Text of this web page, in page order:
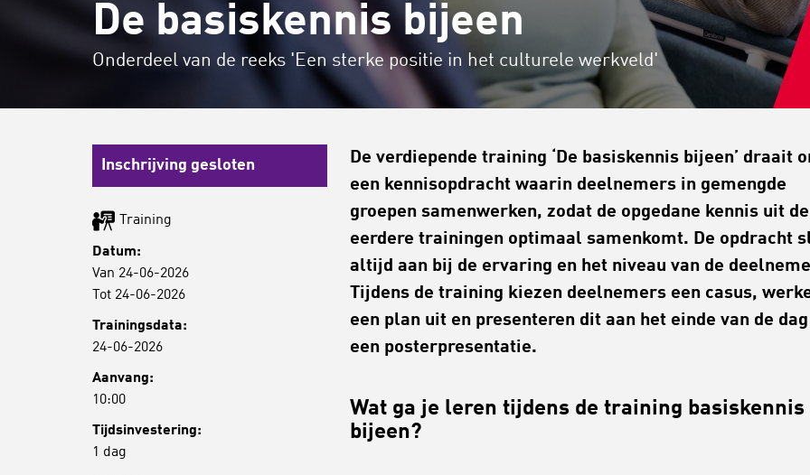
De basiskennis bijeen
Onderdeel van de reeks 'Een sterke positie in het culturele werkveld'
Inschrijving gesloten
Training
Datum:
Van 24-06-2026
Tot 24-06-2026
Trainingsdata:
24-06-2026
Aanvang:
10:00
Tijdsinvestering:
1 dag
De verdiepende training ‘De basiskennis bijeen’ draait
een kennisopdracht waarin deelnemers in gemengde
groepen samenwerken, zodat de opgedane kennis uit de
eerdere trainingen optimaal samenkomt. De opdracht
altijd aan bij de ervaring en het niveau van de
Tijdens de training kiezen deelnemers een casus,
een plan uit en presenteren dit aan het einde van de
een posterpresentatie.
Wat ga je leren tijdens de training basiskennis
bijeen?